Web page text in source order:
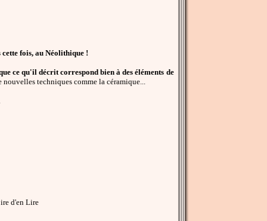
fois, au Néolithique !
ce qu'il décrit correspond bien à des éléments de
techniques comme la céramique...
d'en Lire